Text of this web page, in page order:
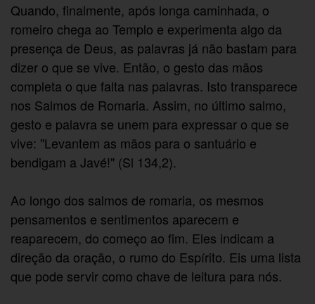
Quando, finalmente, após longa caminhada, o
romeiro chega ao Templo e experimenta algo da
presença de Deus, as palavras já não bastam para
dizer o que se vive. Então, o gesto das mãos
completa o que falta nas palavras. Isto transparece
nos Salmos de Romaria. Assim, no último salmo,
gesto e palavra se unem para expressar o que se
vive: "Levantem as mãos para o santuário e
bendigam a Javé!" (Sl 134,2).
Ao longo dos salmos de romaria, os mesmos
pensamentos e sentimentos aparecem e
reaparecem, do começo ao fim. Eles indicam a
direção da oração, o rumo do Espírito. Eis uma lista
que pode servir como chave de leitura para nós.